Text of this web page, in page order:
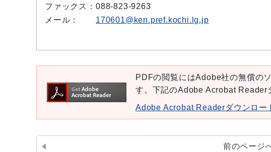
ファックス： 088-823-9263
メール：
170601@ken.pref.kochi.lg.jp
PDFの閲覧にはAdobe社の無償の
す。下記のAdobe Acrobat Reader
Adobe Acrobat Readerダウンロー
前のページ